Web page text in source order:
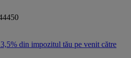
din impozitul tău pe venit către